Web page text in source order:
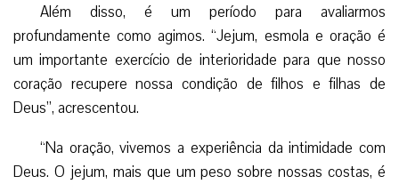
Além disso, é um período para avaliarmos
profundamente como agimos. “Jejum, esmola e oração é
um importante exercício de interioridade para que nosso
coração recupere nossa condição de filhos e filhas de
Deus”, acrescentou.
“Na oração, vivemos a experiência da intimidade com
Deus. O jejum, mais que um peso sobre nossas costas, é